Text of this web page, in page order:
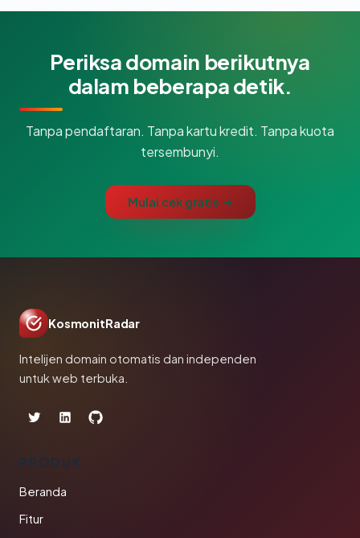
Periksa domain berikutnya
dalam beberapa detik.
Tanpa pendaftaran. Tanpa kartu kredit. Tanpa kuota
tersembunyi.
Mulai cek gratis →
KosmonitRadar
Intelijen domain otomatis dan independen
untuk web terbuka.
PRODUK
Beranda
Fitur